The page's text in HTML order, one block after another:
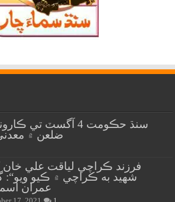
سنڌ حڪومت 4 آگسٽ
ضلعن ۾
شهيد به ڪراچي ۾ ڪيو ويو“:
عمران